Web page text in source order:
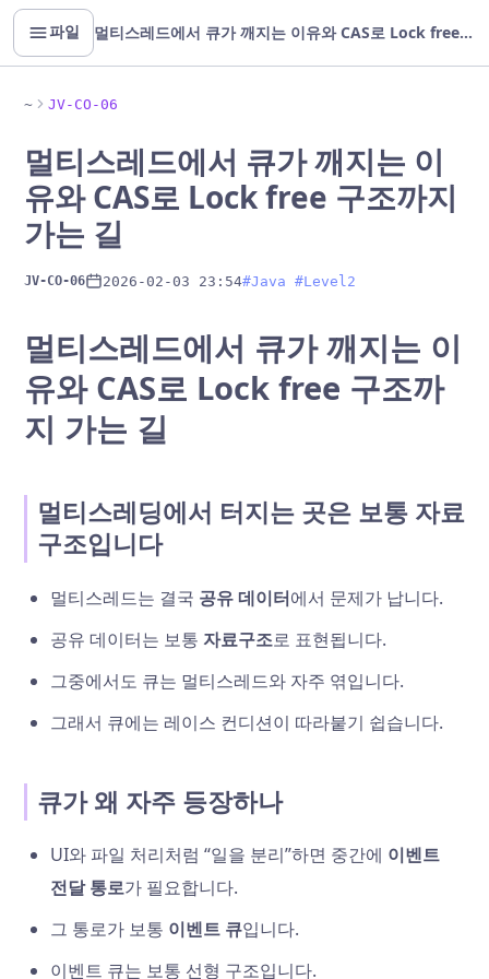
파일 멀티스레드에서 큐가 깨지는 이유와 CAS로 Lock free 구조까지 가는 길
~ JV-CO-06
멀티스레드에서 큐가 깨지는 이
유와 CAS로 Lock free 구조까지
가는 길
JV-CO-06 2026-02-03 23:54#Java #Level2
멀티스레드에서 큐가 깨지는 이
유와 CAS로 Lock free 구조까
지 가는 길
멀티스레딩에서 터지는 곳은 보통 자료
구조입니다
멀티스레드는 결국 공유 데이터에서 문제가 납니다.
공유 데이터는 보통 자료구조로 표현됩니다.
그중에서도 큐는 멀티스레드와 자주 엮입니다.
그래서 큐에는 레이스 컨디션이 따라붙기 쉽습니다.
큐가 왜 자주 등장하나
UI와 파일 처리처럼 “일을 분리”하면 중간에 이벤트
전달 통로가 필요합니다.
그 통로가 보통 이벤트 큐입니다.
이벤트 큐는 보통 선형 구조입니다.